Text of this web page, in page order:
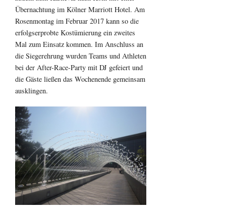
Übernachtung im Kölner Marriott Hotel. Am
Rosenmontag im Februar 2017 kann so die
erfolgserprobte Kostümierung ein zweites
Mal zum Einsatz kommen. Im Anschluss an
die Siegerehrung wurden Teams und Athleten
bei der After-Race-Party mit DJ gefeiert und
die Gäste ließen das Wochenende gemeinsam
ausklingen.